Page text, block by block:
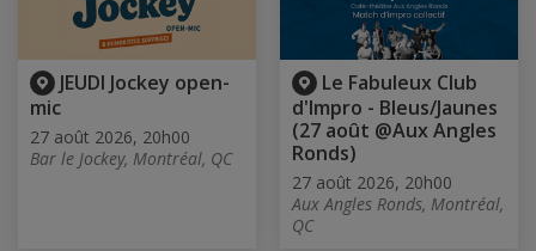
JEUDI Jockey open-
mic
27 août 2026, 20h00
Bar le Jockey, Montréal, QC
Le Fabuleux Club
d'Impro - Bleus/Jaunes
(27 août @Aux Angles
Ronds)
27 août 2026, 20h00
Aux Angles Ronds, Montréal,
QC